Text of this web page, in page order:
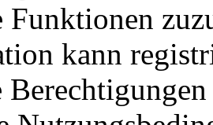
Funktionen
kann